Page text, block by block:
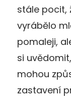
stále pocit,
vyrábělo
pomaleji,
si
mohou
zastavení